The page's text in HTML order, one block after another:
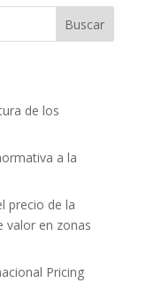
Buscar
de los
a la
precio de la
valor en zonas
Pricing